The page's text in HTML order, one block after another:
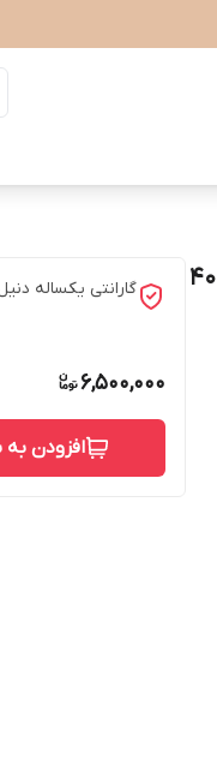
ساعت دنیل ولینگتون مدل CLASSIC MELROSE رزگلد سایز 40
گارانتی یکساله
6,500,000
افزودن